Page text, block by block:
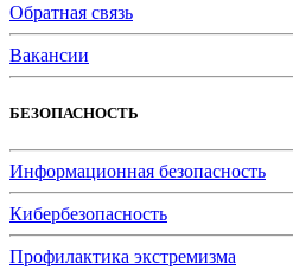
Обратная связь
Вакансии
БЕЗОПАСНОСТЬ
Информационная безопасность
Кибербезопасность
Профилактика экстремизма